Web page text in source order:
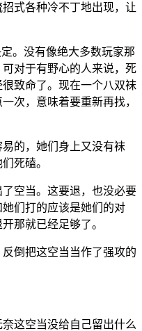
式各种冷不丁地出现，让
。没有像绝大多数玩家那
对于有野心的人来说，死
致命了。现在一个八双袜
次，意味着要重新再找，
的，她们身上又没有袜
死磕。
空当。这要退，也没必要
们打的应该是她们的对
那就已经足够了。
倒把这空当当作了强攻的
这空当没给自己留出什么